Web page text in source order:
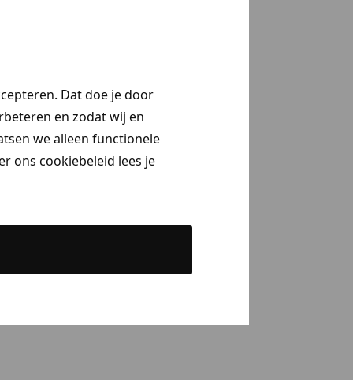
Dat doe je door
en zodat wij en
we alleen functionele
ons cookiebeleid lees je